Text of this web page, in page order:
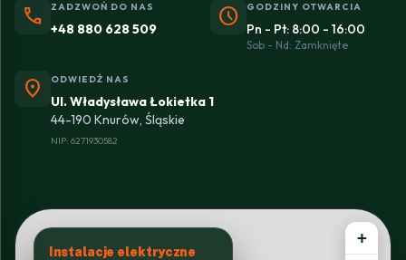
phone ZADZWOŃ DO NAS
+48 880 628 509 schedule GODZINY OTWARCIA
Pn - Pt: 8:00 - 16:00
Sob - Nd: Zamknięte
location_on ODWIEDŹ NAS
Ul. Władysława Łokietka 1
44-190 Knurów, Śląskie
NIP: 6271930582
Instalacje elektryczne
+